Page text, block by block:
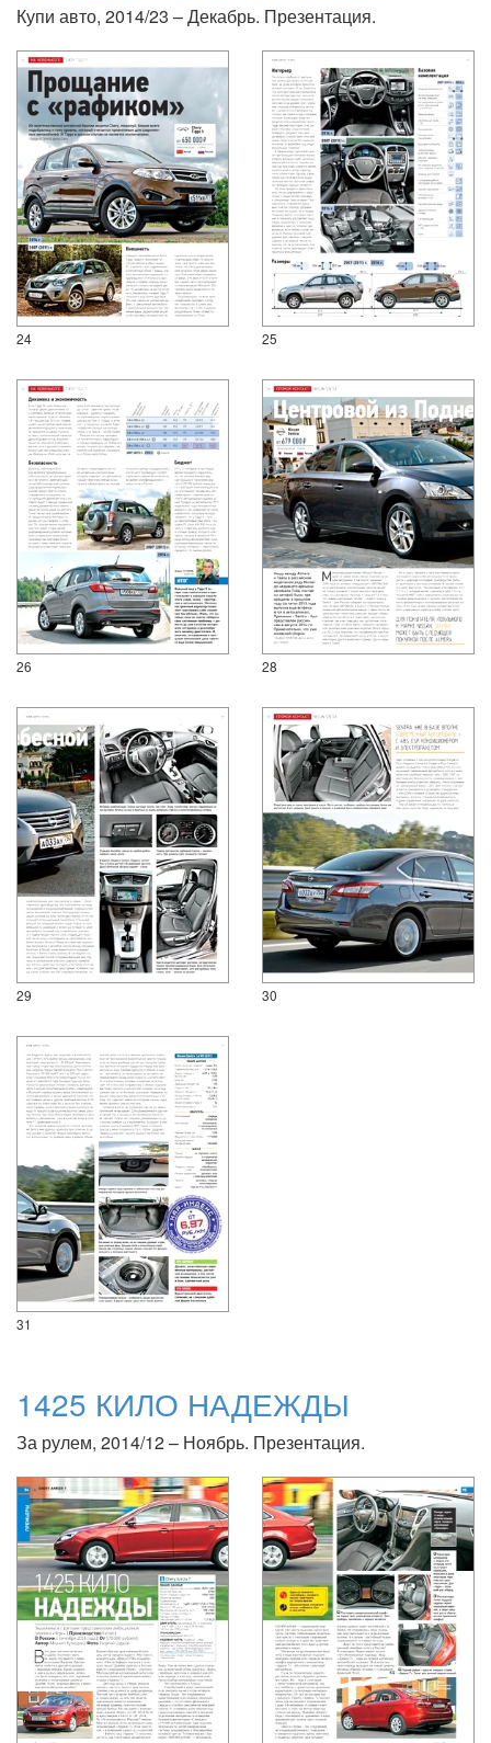
Купи авто, 2014/23 – Декабрь. Презентация.
24 25
26 28
29 30
31
1425 КИЛО НАДЕЖДЫ
За рулем, 2014/12 – Ноябрь. Презентация.